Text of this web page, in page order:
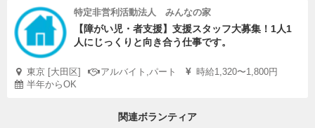
特定非営利活動法人 みんなの家
【障がい児・者支援】支援スタッフ大募集！1人1
人にじっくりと向き合う仕事です。
東京 [大田区] アルバイト,パート
時給1,320〜1,800円
半年からOK
関連ボランティア